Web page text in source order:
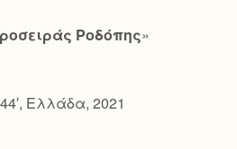
Ροδόπης»
Ελλάδα, 2021